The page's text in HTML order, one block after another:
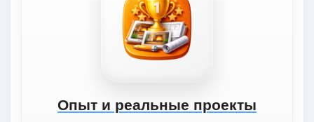
Опыт и реальные проекты